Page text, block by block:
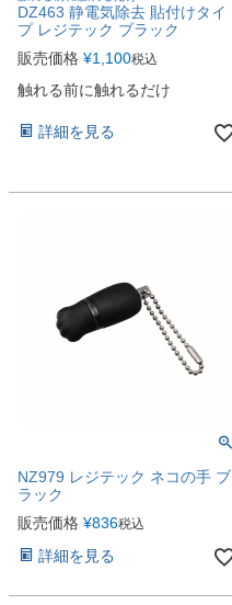
DZ463 静電気除去 貼付けタイ
プ レジテック ブラック
販売価格 ¥1,100税込
触れる前に触れるだけ
詳細を見る
NZ979 レジテック ネコの手 ブ
ラック
販売価格 ¥836税込
詳細を見る